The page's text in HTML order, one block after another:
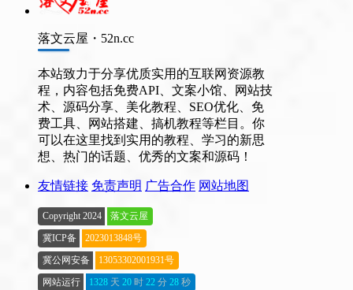
落文云屋・52n.cc
本站致力于分享优质实用的互联网资源教
程，内容包括免费API、文案小馆、网站技
术、源码分享、美化教程、SEO优化、免
费工具、网站搭建、搞机教程等栏目。你
可以在这里找到实用的教程、学习的新思
想、热门的话题、优秀的文案和源码！
友情链接 免责声明 广告合作 网站地图
Copyright 2024
落文云屋
冀ICP备
2023013848号
冀公网安备
13053302001931号
网站运行
1328 天 20 时 22 分 29 秒